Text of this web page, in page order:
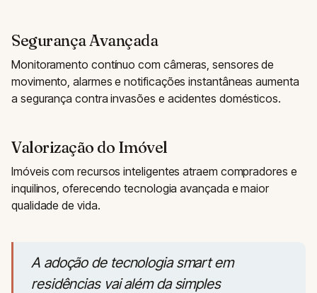
Segurança Avançada
Monitoramento contínuo com câmeras, sensores de
movimento, alarmes e notificações instantâneas aumenta
a segurança contra invasões e acidentes domésticos.
Valorização do Imóvel
Imóveis com recursos inteligentes atraem compradores e
inquilinos, oferecendo tecnologia avançada e maior
qualidade de vida.
A adoção de tecnologia smart em
residências vai além da simples